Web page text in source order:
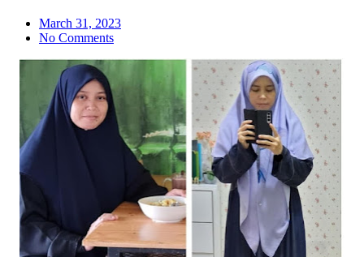
March 31, 2023
No Comments